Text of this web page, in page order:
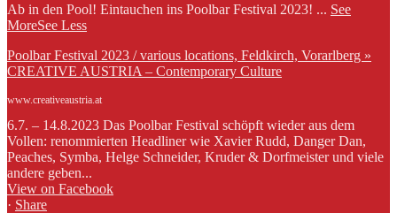
Ab in den Pool! Eintauchen ins Poolbar Festival 2023! ... See
MoreSee Less
Poolbar Festival 2023 / various locations, Feldkirch, Vorarlberg »
CREATIVE AUSTRIA – Contemporary Culture
www.creativeaustria.at
6.7. – 14.8.2023 Das Poolbar Festival schöpft wieder aus dem
Vollen: renommierten Headliner wie Xavier Rudd, Danger Dan,
Peaches, Symba, Helge Schneider, Kruder & Dorfmeister und viele
andere geben...
View on Facebook
· Share